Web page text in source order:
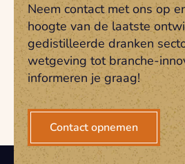
Neem contact met ons op
hoogte van de laatste
gedistilleerde dranken
wetgeving tot branche-
informeren je graag!
Contact opnemen